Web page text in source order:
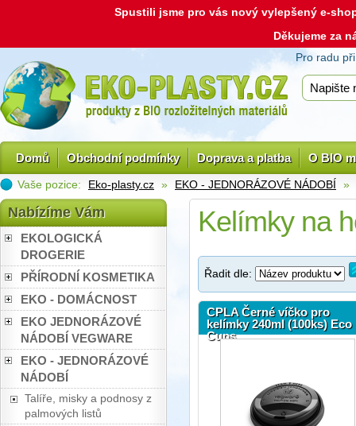
Spustili jsme pro vás nový vylepšený e-
Děkujeme za
Pro radu
Domů Obchodní podmínky Doprava a platba O BIO
Vaše pozice: Eko-plasty.cz » EKO - JEDNORÁZOVÉ NÁDOBÍ »
Nabízíme Vám
EKOLOGICKÁ
DROGERIE
PŘÍRODNÍ KOSMETIKA
EKO - DOMÁCNOST
EKO JEDNORÁZOVÉ
NÁDOBÍ VEGWARE
EKO - JEDNORÁZOVÉ
NÁDOBÍ
Talíře, misky a podnosy z
palmových listů
Kelímky na
Řadit dle:
CPLA Černé víčko pro
kelímky 240ml (100ks) Eco
Cups